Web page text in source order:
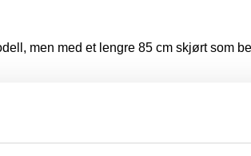
men med et lengre 85 cm skjørt som
oppbevaringspose.